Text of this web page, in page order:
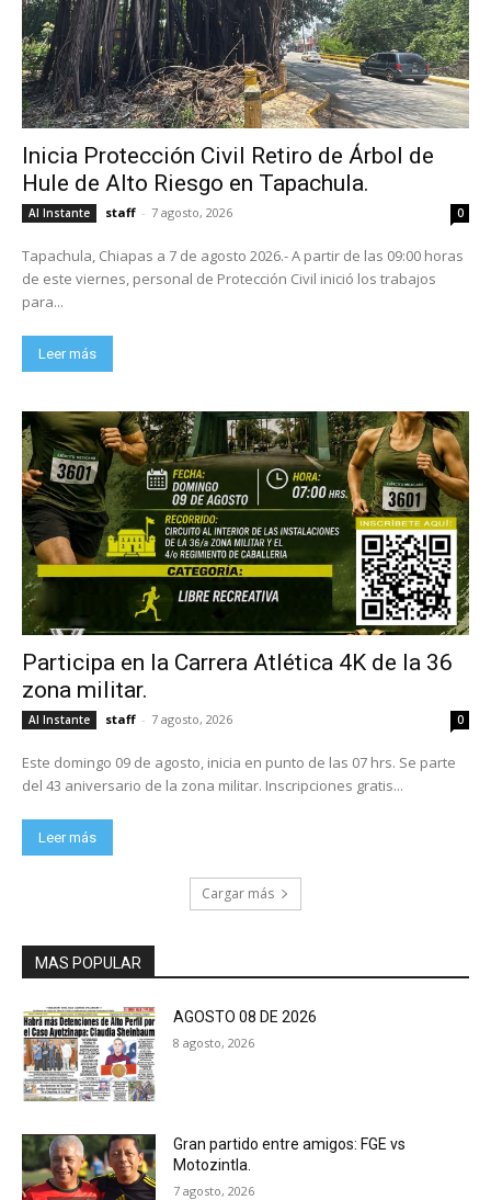
Inicia Protección Civil Retiro de Árbol de
Hule de Alto Riesgo en Tapachula.
Al Instante staff - 7 agosto, 2026 0
Tapachula, Chiapas a 7 de agosto 2026.- A partir de las 09:00 horas
de este viernes, personal de Protección Civil inició los trabajos
para...
Leer más
Participa en la Carrera Atlética 4K de la 36
zona militar.
Al Instante staff - 7 agosto, 2026 0
Este domingo 09 de agosto, inicia en punto de las 07 hrs. Se parte
del 43 aniversario de la zona militar. Inscripciones gratis...
Leer más
Cargar más
MAS POPULAR
AGOSTO 08 DE 2026
8 agosto, 2026
Gran partido entre amigos: FGE vs
Motozintla.
7 agosto, 2026